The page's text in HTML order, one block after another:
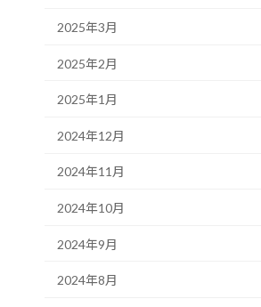
2025年3月
2025年2月
2025年1月
2024年12月
2024年11月
2024年10月
2024年9月
2024年8月